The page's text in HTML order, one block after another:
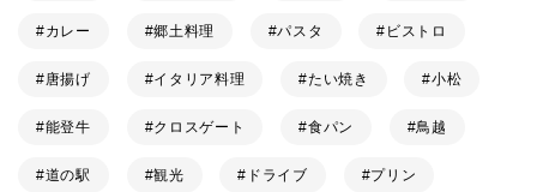
カレー 郷土料理 パスタ ビストロ
唐揚げ イタリア料理 たい焼き 小松
能登牛 クロスゲート 食パン 鳥越
道の駅 観光 ドライブ プリン